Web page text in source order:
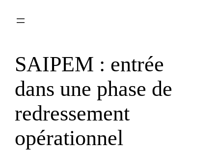
SAIPEM : entrée
dans une phase de
redressement
opérationnel